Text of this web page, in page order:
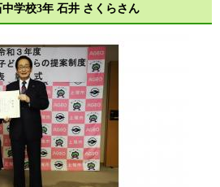
学校3年 石井 さくらさん